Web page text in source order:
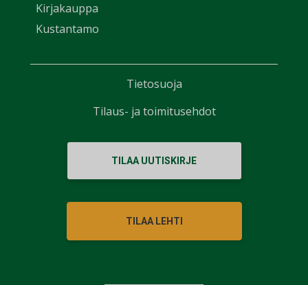
Kirjakauppa
Kustantamo
TILAA UUTISKIRJE
TILAA LEHTI
Tietosuoja
Tilaus- ja toimitusehdot